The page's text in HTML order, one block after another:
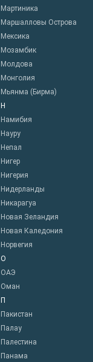
Мартиника
Маршалловы Острова
Мексика
Мозамбик
Молдова
Монголия
Мьянма (Бирма)
Н
Намибия
Науру
Непал
Нигер
Нигерия
Нидерланды
Никарагуа
Новая Зеландия
Новая Каледония
Норвегия
О
ОАЭ
Оман
П
Пакистан
Палау
Палестина
Панама